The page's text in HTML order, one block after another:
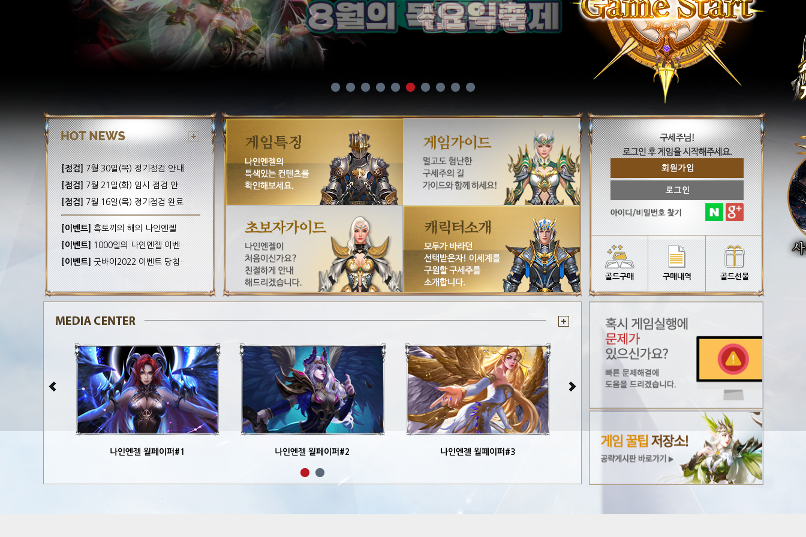
골드구매 구매내역 골드선물
[점검]7월 30일(목) 정기점검 안내! (완료)
[점검]7월 21일(화) 임시 점검 안내! (완료)
[점검]
7월 16일(목) 정기점검 완료 안내!
[이벤트]
흑토끼의 해의 나인엔젤 이벤트 당첨자 안내
[이벤트] 1000일의 나인엔젤 이벤트 당첨자 안내
[이벤트]
굿바이2022 이벤트 당첨자 안내
나인엔젤 월페이퍼#1 나인엔젤 월페이퍼#2 나인엔젤 월페이퍼#3